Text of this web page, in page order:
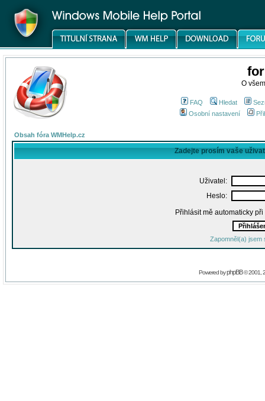
O
FAQ Hledat
Osobní nastavení
Obsah fóra WMHelp.cz
Zadejte prosím vaše
Uživatel:
Heslo:
Přihlásit mě automaticky
Zapomněl(a) jsem
Powered byphpBB© 2001,